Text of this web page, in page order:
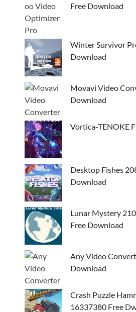
Free Download
Winter Survivor
Download
Movavi Video
Download
Vortica-TENOKE
Desktop Fishes
Download
Lunar Mystery
Free Download
Any Video
Download
Crash Puzzle
16337380 Free